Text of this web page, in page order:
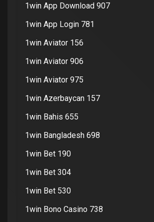
1win App Download 907
1win App Login 781
1win Aviator 156
1win Aviator 906
1win Aviator 975
1win Azerbaycan 157
1win Bahis 655
1win Bangladesh 698
1win Bet 190
1win Bet 304
1win Bet 530
1win Bono Casino 738